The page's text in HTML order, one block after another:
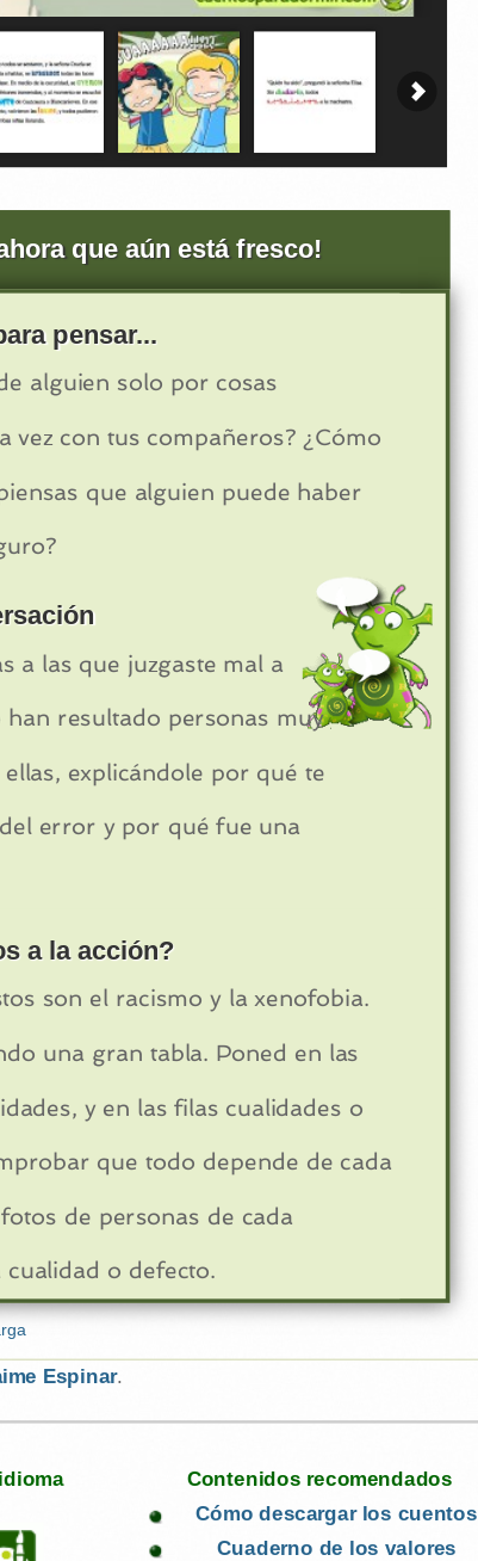
que aún está fresco!
pensar...
alguien solo por cosas
vez con tus compañeros? ¿Cómo
que alguien puede haber
a las que juzgaste mal a
resultado personas muy
explicándole por qué te
error y por qué fue una
a la acción?
son el racismo y la xenofobia.
una gran tabla. Poned en las
y en las filas cualidades o
que todo depende de cada
de personas de cada
o defecto.
Espinar.
Contenidos recomendados
Cómo descargar los cuentos
Cuaderno de los valores